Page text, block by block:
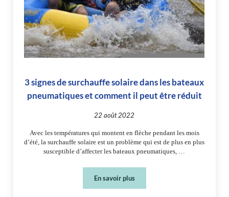
3 signes de surchauffe solaire dans les bateaux
pneumatiques et comment il peut être réduit
22 août 2022
Avec les températures qui montent en flèche pendant les mois
d’été, la surchauffe solaire est un problème qui est de plus en plus
susceptible d’affecter les bateaux pneumatiques, …
En savoir plus
3 signes de surchauffe solaire dans